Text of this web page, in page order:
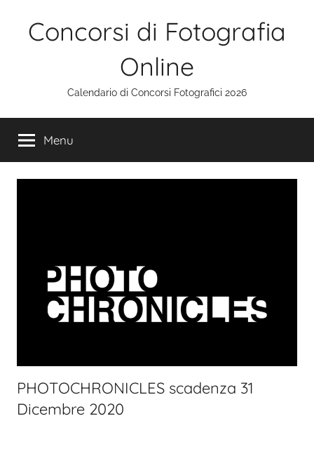
Concorsi di Fotografia
Online
Calendario di Concorsi Fotografici 2026
Menu
PHOTOCHRONICLES scadenza 31
Dicembre 2020